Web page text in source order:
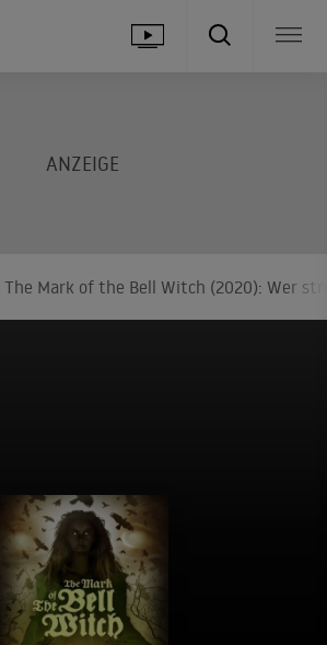
The Mark of the Bell Witch (2020): Wer